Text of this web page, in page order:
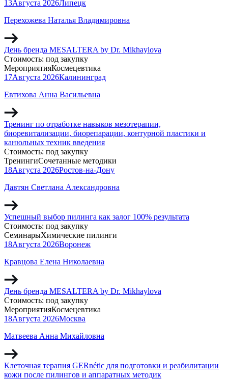
13Августа 2026Липецк
Перехожева Наталья Владимировна
День бренда MESALTERA by Dr. Mikhaylova
Стоимость: под закупку
МероприятияКосмецевтика
17Августа 2026Калининград
Евтихова Анна Васильевна
Тренинг по отработке навыков мезотерапии,
биоревитализации, биорепарации, контурной пластики и
канюльных техник введения
Стоимость: под закупку
ТренингиСочетанные методики
18Августа 2026Ростов-на-Дону
Давтян Светлана Александровна
Успешный выбор пилинга как залог 100% результата
Стоимость: под закупку
СеминарыХимические пилинги
18Августа 2026Воронеж
Кравцова Елена Николаевна
День бренда MESALTERA by Dr. Mikhaylova
Стоимость: под закупку
МероприятияКосмецевтика
18Августа 2026Москва
Матвеева Анна Михайловна
Клеточная терапия GERnétic для подготовки и реабилитации
кожи после пилингов и аппаратных методик